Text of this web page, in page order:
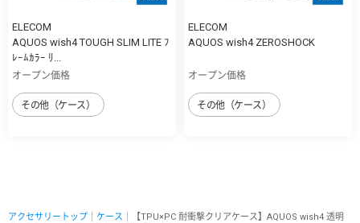
ELECOM
AQUOS wish4 TOUGH SLIM LITE ﾌ
ﾚｰﾑｶﾗｰ ﾘ...
オープン価格
その他（ケース）
ELECOM
AQUOS wish4 ZEROSHOCK
オープン価格
その他（ケース）
アクセサリートップ ケース ｜【TPU×PC 耐衝撃クリアケース】AQUOS wish4 透明